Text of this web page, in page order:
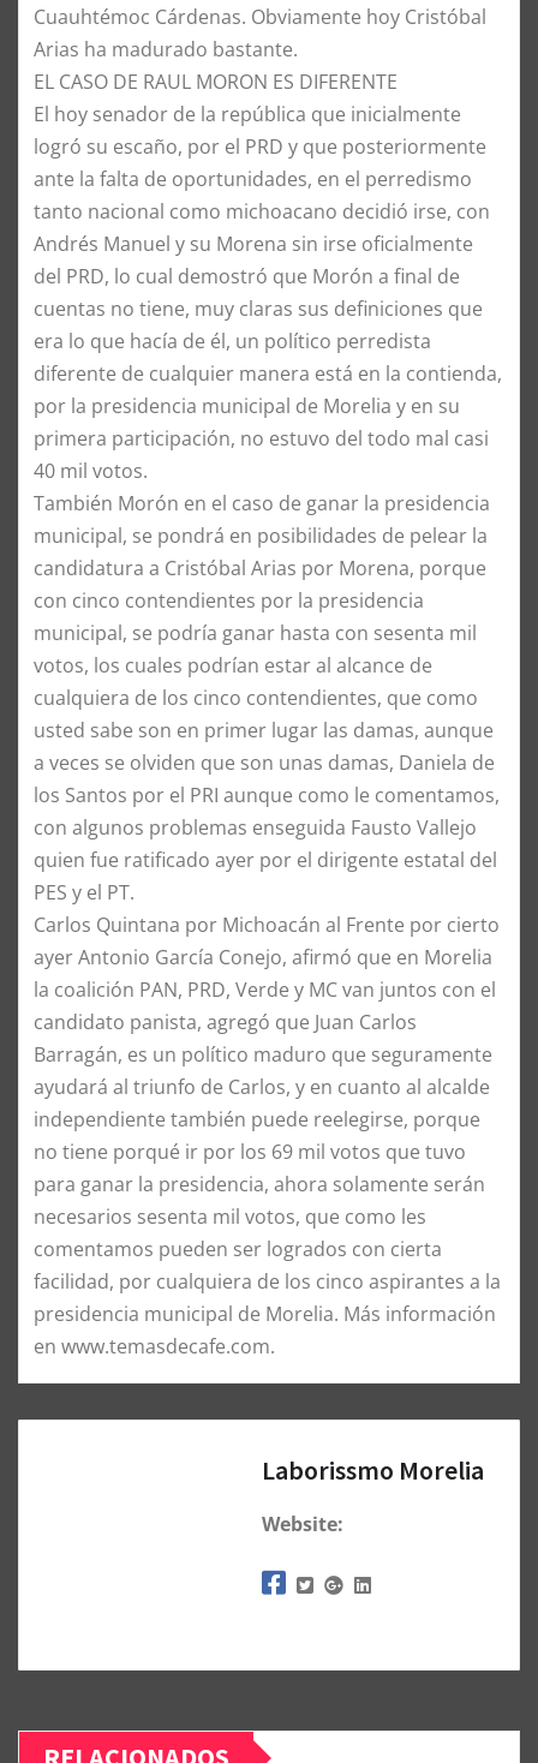
Cuauhtémoc Cárdenas. Obviamente hoy Cristóbal
Arias ha madurado bastante.
​EL CASO DE RAUL MORON ES DIFERENTE
​El hoy senador de la república que inicialmente
logró su escaño, por el PRD y que posteriormente
ante la falta de oportunidades, en el perredismo
tanto nacional como michoacano decidió irse, con
Andrés Manuel y su Morena sin irse oficialmente
del PRD, lo cual demostró que Morón a final de
cuentas no tiene, muy claras sus definiciones que
era lo que hacía de él, un político perredista
diferente de cualquier manera está en la contienda,
por la presidencia municipal de Morelia y en su
primera participación, no estuvo del todo mal casi
40 mil votos.
​También Morón en el caso de ganar la presidencia
municipal, se pondrá en posibilidades de pelear la
candidatura a Cristóbal Arias por Morena, porque
con cinco contendientes por la presidencia
municipal, se podría ganar hasta con sesenta mil
votos, los cuales podrían estar al alcance de
cualquiera de los cinco contendientes, que como
usted sabe son en primer lugar las damas, aunque
a veces se olviden que son unas damas, Daniela de
los Santos por el PRI aunque como le comentamos,
con algunos problemas enseguida Fausto Vallejo
quien fue ratificado ayer por el dirigente estatal del
PES y el PT.
Carlos Quintana por Michoacán al Frente por cierto
ayer Antonio García Conejo, afirmó que en Morelia
la coalición PAN, PRD, Verde y MC van juntos con el
candidato panista, agregó que Juan Carlos
Barragán, es un político maduro que seguramente
ayudará al triunfo de Carlos, y en cuanto al alcalde
independiente también puede reelegirse, porque
no tiene porqué ir por los 69 mil votos que tuvo
para ganar la presidencia, ahora solamente serán
necesarios sesenta mil votos, que como les
comentamos pueden ser logrados con cierta
facilidad, por cualquiera de los cinco aspirantes a la
presidencia municipal de Morelia. Más información
en www.temasdecafe.com.
Laborissmo Morelia
Website: